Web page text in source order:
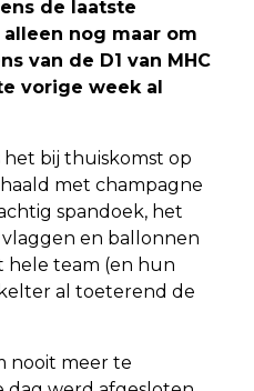
de laatste
nog maar om
van de D1 van MHC
vorige week al
het bij thuiskomst op
met champagne
spandoek, het
en ballonnen
hele team (en hun
al toeterend de
nooit meer te